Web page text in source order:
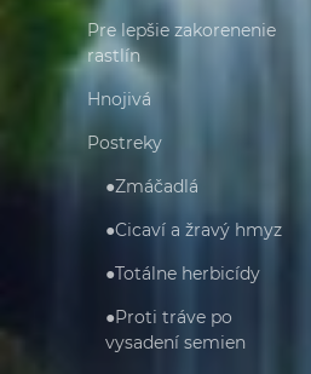
Pre lepšie zakorenenie
rastlín
Hnojivá
Postreky
●Zmáčadlá
●Cicaví a žravý hmyz
●Totálne herbicídy
●Proti tráve po
vysadení semien